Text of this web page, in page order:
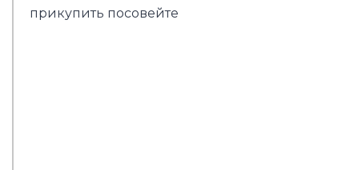
прикупить посовейте